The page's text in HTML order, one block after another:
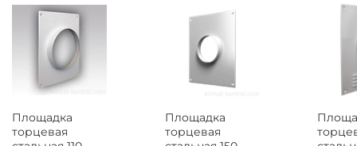
Площадка
торцевая
Площадка
торцевая